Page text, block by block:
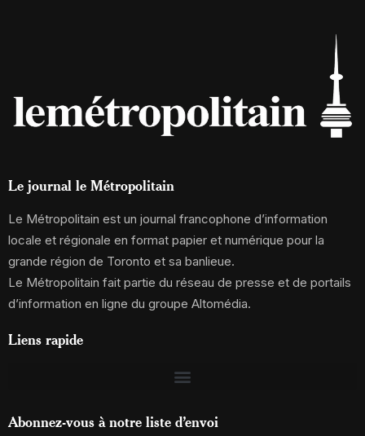
Le journal le Métropolitain
Le Métropolitain est un journal francophone d’information
locale et régionale en format papier et numérique pour la
grande région de Toronto et sa banlieue.
Le Métropolitain fait partie du réseau de presse et de portails
d’information en ligne du groupe Altomédia.
Liens rapide
Abonnez-vous à notre liste d’envoi